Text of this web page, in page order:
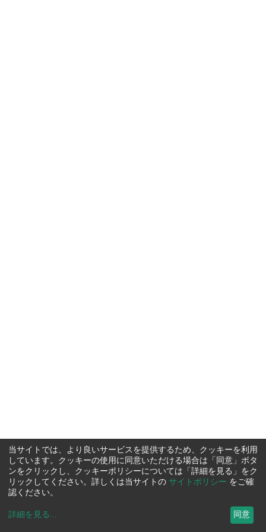
当サイトでは、より良いサービスを提供するため、クッキーを利用
しています。クッキーの使用に同意いただける場合は「同意」ボタ
ンをクリックし、クッキーポリシーについては「詳細を見る」をク
リックしてください。詳しくは当サイトの サイトポリシー をご確
認ください。
詳細を見る ... 同意